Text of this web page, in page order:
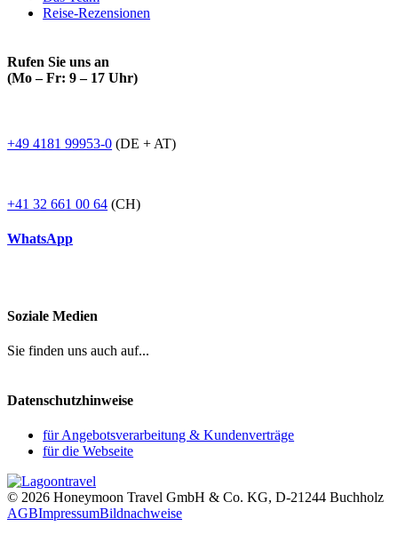
Reise-Rezensionen
Rufen Sie uns an
(Mo – Fr: 9 – 17 Uhr)
+49 4181 99953-0 (DE + AT)
+41 32 661 00 64 (CH)
WhatsApp
Soziale Medien
Sie finden uns auch auf...
Datenschutzhinweise
für Angebotsverarbeitung & Kundenverträge
für die Webseite
© 2026 Honeymoon Travel GmbH & Co. KG, D-21244 Buchholz
AGBImpressumBildnachweise